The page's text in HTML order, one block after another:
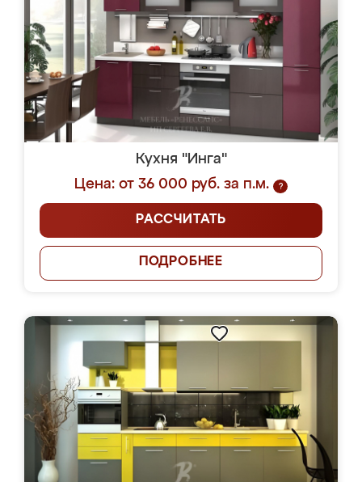
Кухня "Инга"
Цена: от 36 000 руб. за п.м.
?
РАССЧИТАТЬ
ПОДРОБНЕЕ